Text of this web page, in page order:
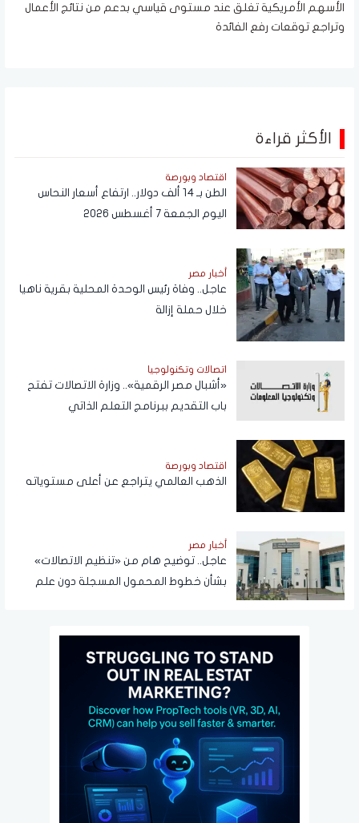
الأسهم الأمريكية تغلق عند مستوى قياسي بدعم من نتائج الأعمال
وتراجع توقعات رفع الفائدة
الأكثر قراءة
اقتصاد وبورصة
الطن بـ 14 ألف دولار.. ارتفاع أسعار النحاس
اليوم الجمعة 7 أغسطس 2026
أخبار مصر
عاجل.. وفاة رئيس الوحدة المحلية بقرية ناهيا
خلال حملة إزالة
اتصالات وتكنولوجيا
«أشبال مصر الرقمية».. وزارة الاتصالات تفتح
باب التقديم ببرنامج التعلم الذاتي
اقتصاد وبورصة
الذهب العالمي يتراجع عن أعلى مستوياته
أخبار مصر
عاجل.. توضيح هام من «تنظيم الاتصالات»
بشأن خطوط المحمول المسجلة دون علم